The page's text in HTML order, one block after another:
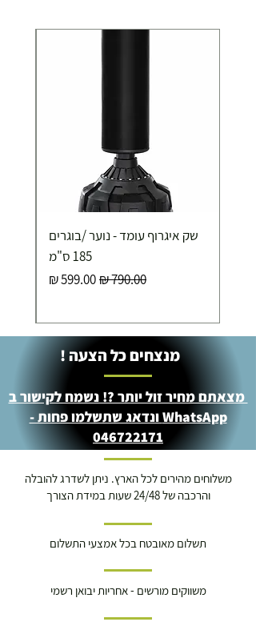
שק איגרוף עומד - נוער /בוגרים
185 ס"מ
מחיר רגילמחיר מבצע
מנצחים כל הצעה !
מצאתם מחיר זול יותר ?! נשמח לקישור ב
WhatsApp ונדאג שתשלמו פחות -
046722171
משלוחים מהירים לכל הארץ. ניתן לשדרג להובלה
והרכבה של 24/48 שעות במידת הצורך
תשלום מאובטח בכל אמצעי התשלום
משווקים מורשים - אחריות יבואן רשמי